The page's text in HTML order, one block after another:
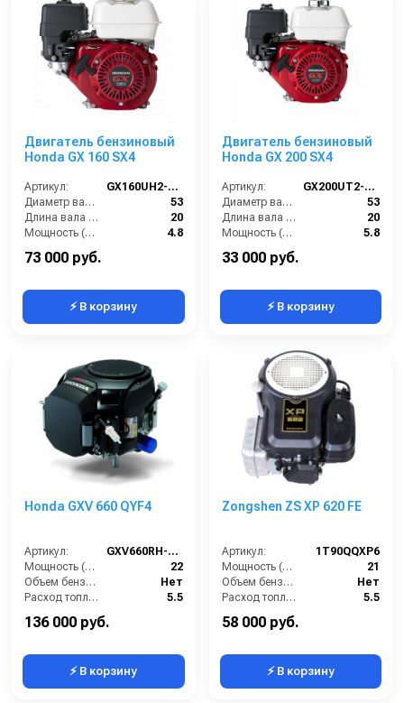
Двигатель бензиновый
Honda GX 160 SX4
Артикул:
GX160UH2-SX4
Диаметр вала (мм):
53
Длина вала (мм):
20
Мощность (л/с):
4.8
73 000 руб.
⚡ В корзину
Двигатель бензиновый
Honda GX 200 SX4
Артикул:
GX200UT2-SX4
Диаметр вала (мм):
53
Длина вала (мм):
20
Мощность (л/с):
5.8
33 000 руб.
⚡ В корзину
Honda GXV 660 QYF4
Артикул:
GXV660RH-QYF4
Мощность (л/с):
22
Объем бензобака (л):
Нет
Расход топлива (л/ч):
5.5
136 000 руб.
⚡ В корзину
Zongshen ZS XP 620 FE
Артикул:
1T90QQXP6
Мощность (л/с):
21
Объем бензобака (л):
Нет
Расход топлива (л/ч):
5.5
Мощность (кВт):
58 000 руб.
⚡ В корзину